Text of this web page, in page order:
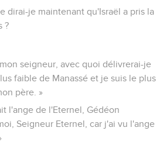
dirai-je maintenant qu'Israël a pris la
?
seigneur, avec quoi délivrerai-je
faible de Manassé et je suis le plus
père. »
l'ange de l'Eternel, Gédéon
Seigneur Eternel, car j'ai vu l'ange